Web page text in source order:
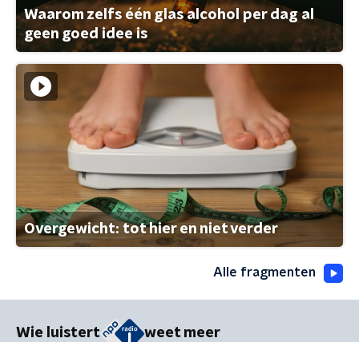
Waarom zelfs één glas alcohol per dag al
geen goed idee is
Overgewicht: tot hier en niet verder
Alle fragmenten
Wie luistert weet meer